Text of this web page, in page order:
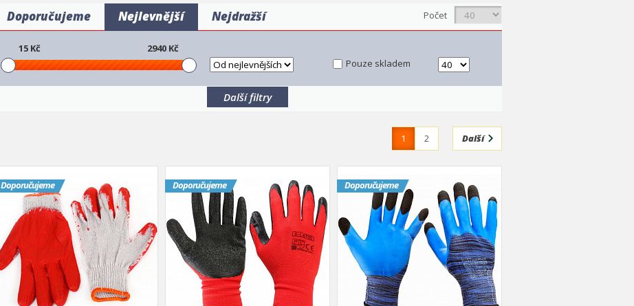
Doporučujeme Nejlevnější Nejdražší Počet
15 Kč 2940 Kč
Pouze skladem
Další filtry
1 2 Další
Doporučujeme Doporučujeme Doporučujeme